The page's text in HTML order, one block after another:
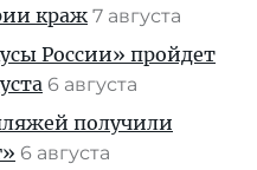
краж 7 августа
России» пройдет
6 августа
получили
6 августа